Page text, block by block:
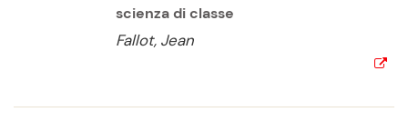
scienza di classe
Fallot, Jean